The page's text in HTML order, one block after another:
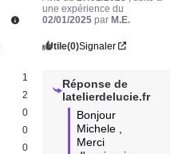
1
2
0
0
0
une expérience du
02/01/2025 parM.E.
Utile(0)Signaler
Réponse de
latelierdelucie.fr
Bonjour
Michele ,
Merci